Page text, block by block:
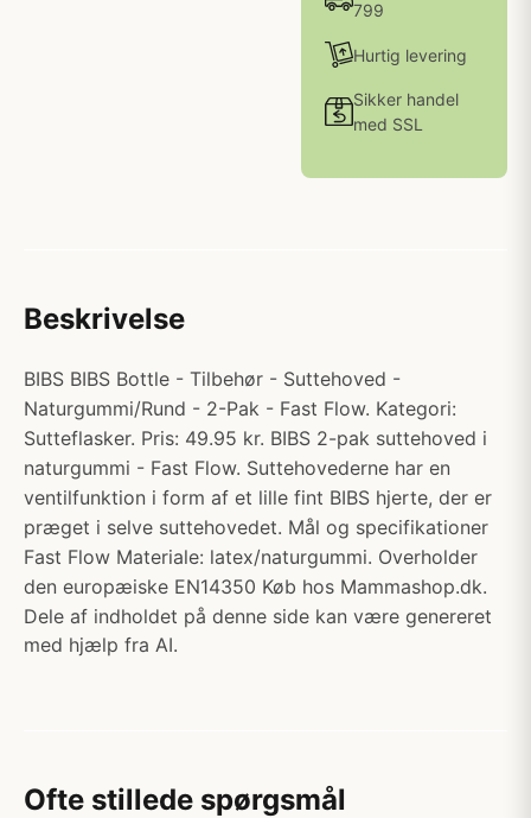
799
Hurtig levering
Sikker handel
med SSL
Beskrivelse
BIBS BIBS Bottle - Tilbehør - Suttehoved -
Naturgummi/Rund - 2-Pak - Fast Flow. Kategori:
Sutteflasker. Pris: 49.95 kr. BIBS 2-pak suttehoved i
naturgummi - Fast Flow. Suttehovederne har en
ventilfunktion i form af et lille fint BIBS hjerte, der er
præget i selve suttehovedet. Mål og specifikationer
Fast Flow Materiale: latex/naturgummi. Overholder
den europæiske EN14350 Køb hos Mammashop.dk.
Dele af indholdet på denne side kan være genereret
med hjælp fra AI.
Ofte stillede spørgsmål